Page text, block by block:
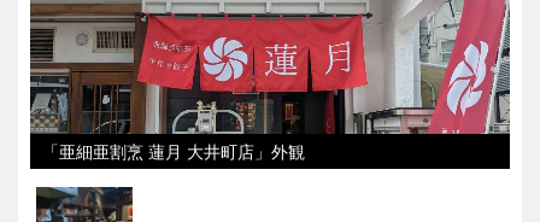
「亜細亜割烹 蓮月 大井町店」外観